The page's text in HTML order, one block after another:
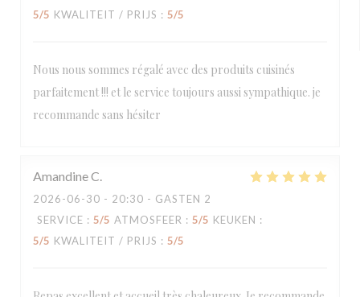
5/5 KWALITEIT / PRIJS : 5/5
Nous nous sommes régalé avec des produits cuisinés
parfaitement !!! et le service toujours aussi sympathique. je
recommande sans hésiter
AmandineC
2026-06-30 - 20:30 - GASTEN 2
SERVICE : 5/5 ATMOSFEER : 5/5 KEUKEN :
5/5 KWALITEIT / PRIJS : 5/5